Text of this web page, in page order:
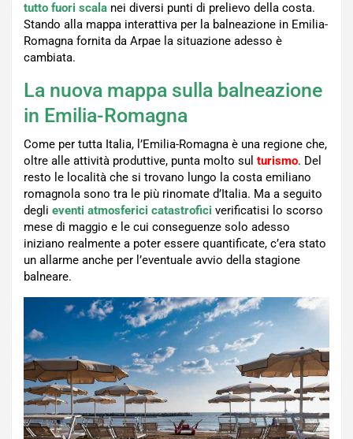
tutto fuori scala nei diversi punti di prelievo della costa.
Stando alla mappa interattiva per la balneazione in Emilia-
Romagna fornita da Arpae la situazione adesso è
cambiata.
La nuova mappa sulla balneazione
in Emilia-Romagna
Come per tutta Italia, l’Emilia-Romagna è una regione che,
oltre alle attività produttive, punta molto sul turismo. Del
resto le località che si trovano lungo la costa emiliano
romagnola sono tra le più rinomate d’Italia. Ma a seguito
degli eventi atmosferici catastrofici verificatisi lo scorso
mese di maggio e le cui conseguenze solo adesso
iniziano realmente a poter essere quantificate, c’era stato
un allarme anche per l’eventuale avvio della stagione
balneare.